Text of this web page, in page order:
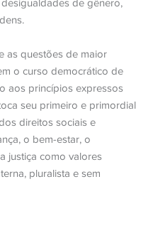
de gênero,
as questões de maior
o curso democrático de
aos princípios expressos
seu primeiro e primordial
direitos sociais e
o bem-estar, o
justiça como valores
pluralista e sem
2019